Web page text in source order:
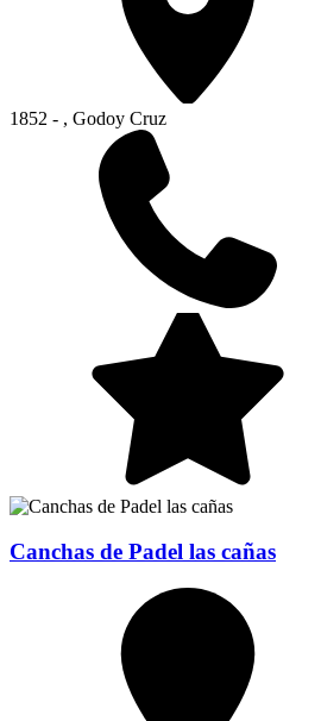
1852 - , Godoy Cruz
Canchas de Padel las cañas